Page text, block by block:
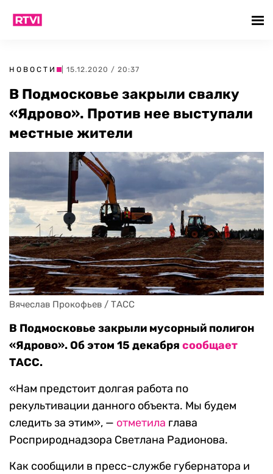
НОВОСТИ | 15.12.2020 / 20:37
В Подмосковье закрыли свалку
«Ядрово». Против нее выступали
местные жители
Вячеслав Прокофьев / ТАСС
В Подмосковье закрыли мусорный полигон
«Ядрово». Об этом 15 декабря сообщает
ТАСС.
«Нам предстоит долгая работа по
рекультивации данного объекта. Мы будем
следить за этим», — отметила глава
Росприроднадзора Светлана Радионова.
Как сообщили в пресс-службе губернатора и